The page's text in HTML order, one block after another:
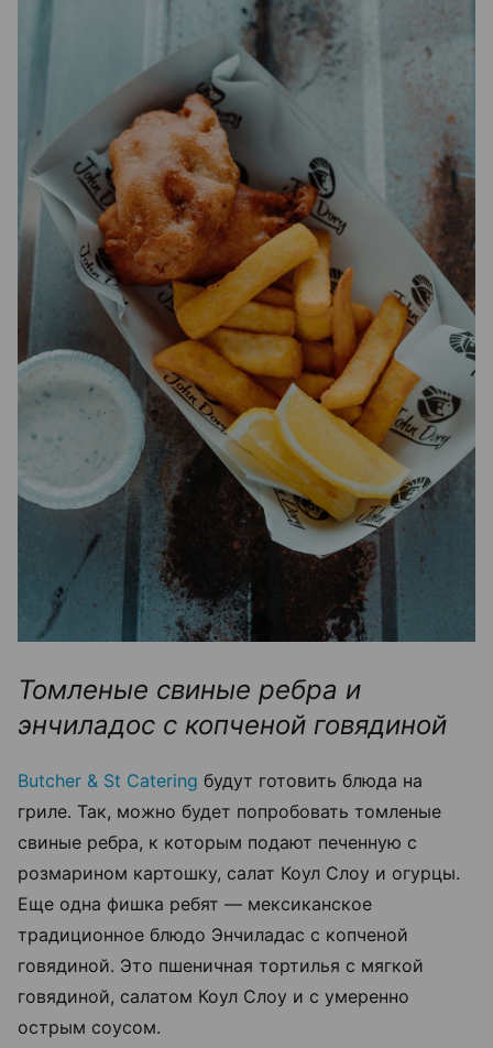
Томленые свиные ребра и
энчиладос с копченой говядиной
Butcher & St Сatering будут готовить блюда на
гриле. Так, можно будет попробовать томленые
свиные ребра, к которым подают печенную с
розмарином картошку, салат Коул Слоу и огурцы.
Еще одна фишка ребят — мексиканское
традиционное блюдо Энчиладас с копченой
говядиной. Это пшеничная тортилья с мягкой
говядиной, салатом Коул Слоу и с умеренно
острым соусом.